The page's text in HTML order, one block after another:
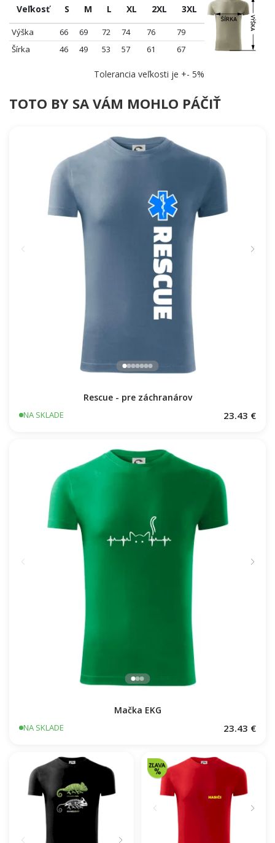
prehovoriť za teba. ✨
Veľkosť S M L XL 2XL 3XL
Výška 66 69 72 74 76
79
Šírka
46 49 53 57 61 67
Tolerancia veľkosti je +- 5%
TOTO BY SA VÁM MOHLO PÁČIŤ
Rescue - pre záchranárov
NA SKLADE 23.43 €
Mačka EKG
NA SKLADE 23.43 €